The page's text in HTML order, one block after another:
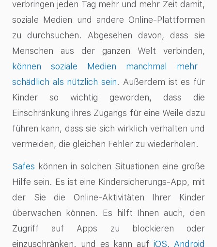
verbringen jeden Tag mehr und mehr Zeit damit,
soziale Medien und andere Online-Plattformen
zu durchsuchen. Abgesehen davon, dass sie
Menschen aus der ganzen Welt verbinden,
können soziale Medien manchmal mehr
schädlich als nützlich sein. Außerdem ist es für
Kinder so wichtig geworden, dass die
Einschränkung ihres Zugangs für eine Weile dazu
führen kann, dass sie sich wirklich verhalten und
vermeiden, die gleichen Fehler zu wiederholen.
Safes können in solchen Situationen eine große
Hilfe sein. Es ist eine Kindersicherungs-App, mit
der Sie die Online-Aktivitäten Ihrer Kinder
überwachen können. Es hilft Ihnen auch, den
Zugriff auf Apps zu blockieren oder
einzuschränken. und es kann aufiOS, Android